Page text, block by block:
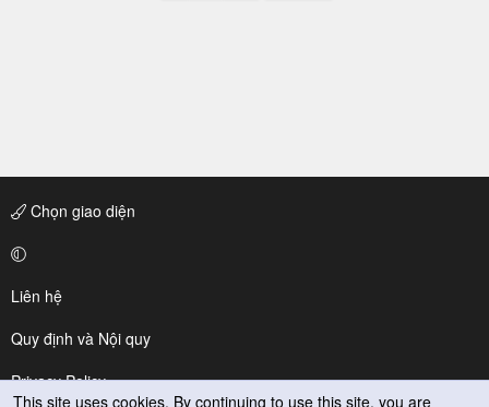
Chọn giao diện
Liên hệ
Quy định và Nội quy
Privacy Policy
This site uses cookies. By continuing to use this site, you are